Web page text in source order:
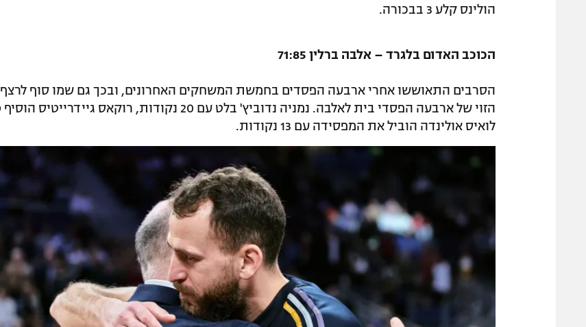
הולינס קלע 3 בבכורה.
הכוכב האדום בלגרד – אלבה ברלין 71:85
הסרבים התאוששו אחרי ארבעה הפסדים בחמשת המשחקים האחרונים, ובכך גם שמו סוף לרצף
לואיס אולינדה הוביל את המפסידה עם 13 נקודות.